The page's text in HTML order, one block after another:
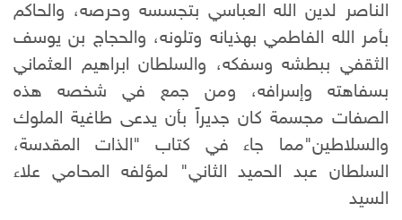
الناصر لدين الله العباسي بتجسسه وحرصه، والحاكم
بأمر الله الفاطمي بهذيانه وتلونه، والحجاج بن يوسف
الثقفي ببطشه وسفكه، والسلطان ابراهيم العثماني
بسفاهته وإسرافه، ومن جمع في شخصه هذه
الصفات مجسمة كان جديراً بأن يدعى طاغية الملوك
والسلاطين"مما جاء في كتاب "الذات المقدسة،
السلطان عبد الحميد الثاني" لمؤلفه المحامي علاء
السيد